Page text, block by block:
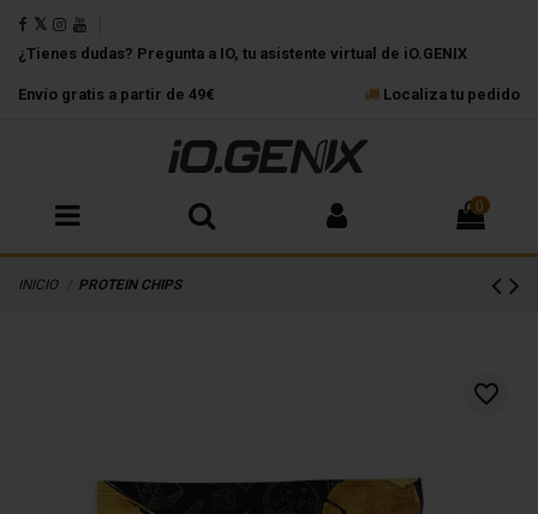
¿Tienes dudas? Pregunta a IO, tu asistente virtual de iO.GENIX
Envío gratis a partir de 49€ Localiza tu pedido
0
INICIO PROTEIN CHIPS
favorite_border